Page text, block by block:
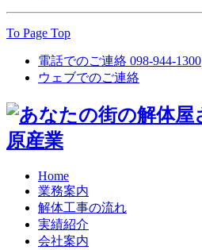
To Page Top
電話でのご連絡 098-944-1300
ウェブでのご連絡
Home
業務案内
解体工事の流れ
実績紹介
会社案内